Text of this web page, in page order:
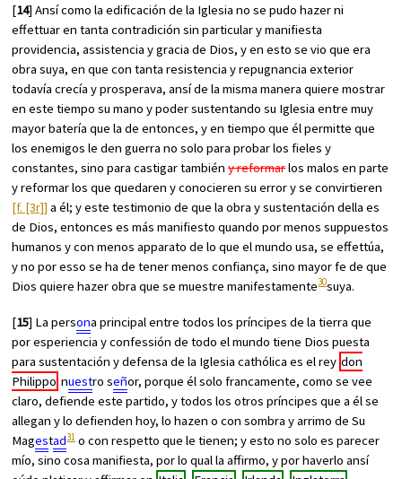
[14] Ansí como la edificación de la Iglesia no se pudo hazer ni
effettuar en tanta contradición sin particular y manifiesta
providencia, assistencia y gracia de Dios, y en esto se vio que era
obra suya, en que con tanta resistencia y repugnancia exterior
todavía crecía y prosperava, ansí de la misma manera quiere mostrar
en este tiempo su mano y poder sustentando su Iglesia entre muy
mayor batería que la de entonces, y en tiempo que él permitte que
los enemigos le den guerra no solo para probar los fieles y
constantes, sino para castigar tambiény reformarlos malos en parte
y reformar los que quedaren y conocieren su error y se convirtieren
[f. [3r]] a él; y este testimonio de que la obra y sustentación della es
de Dios, entonces es más manifiesto quando por menos suppuestos
humanos y con menos apparato de lo que el mundo usa, se effettúa,
y no por esso se ha de tener menos confiança, sino mayor fe de que
Dios quiere hazer obra que se muestre manifestamente30suya.
[15] La persona principal entre todos los príncipes de la tierra que
por esperiencia y confessión de todo el mundo tiene Dios puesta
para sustentación y defensa de la Iglesia cathólica es el rey don
Philippo nuestro señor, porque él solo francamente, como se vee
claro, defiende este partido, y todos los otros príncipes que a él se
allegan y lo defienden hoy, lo hazen o con sombra y arrimo de Su
Magestad31o con respetto que le tienen; y esto no solo es parecer
mío, sino cosa manifiesta, por lo qual la affirmo, y por haverlo ansí